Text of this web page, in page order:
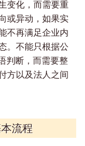
变化，而需要重
或异动，如果实
不再满足企业内
。不能只根据公
判断，而需要整
方以及法人之间
流程